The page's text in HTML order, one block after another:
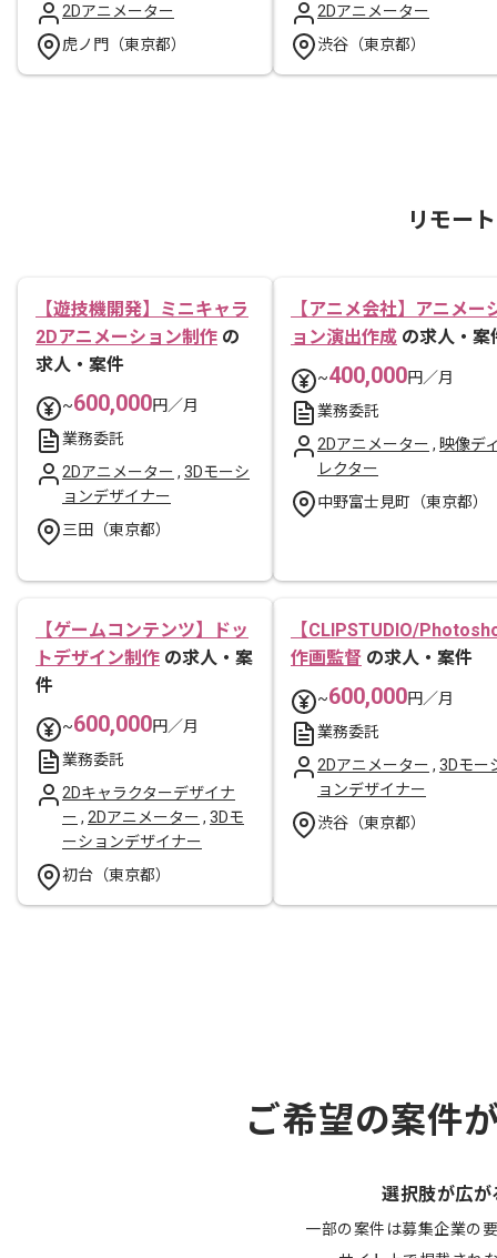
2Dアニメーター
虎ノ門（東京都）
2Dアニメーター
渋谷（東京都）
リモー
【遊技機開発】ミニキャラ
2Dアニメーション制作 の
求人・案件
~600,000円／月
業務委託
2Dアニメーター , 3Dモーシ
ョンデザイナー
三田（東京都）
【アニメ会社】アニメー
ョン演出作成 の求人・案
~400,000円／月
業務委託
2Dアニメーター , 映像デ
レクター
中野富士見町（東京都）
【ゲームコンテンツ】ドッ
トデザイン制作 の求人・案
件
~600,000円／月
業務委託
2Dキャラクターデザイナ
ー , 2Dアニメーター , 3Dモ
ーションデザイナー
初台（東京都）
【CLIPSTUDIO/
作画監督 の求人・案件
~600,000円／月
業務委託
2Dアニメーター , 3Dモー
ョンデザイナー
渋谷（東京都）
ご希望の案件
選択肢が広が
一部の案件は募集企業の